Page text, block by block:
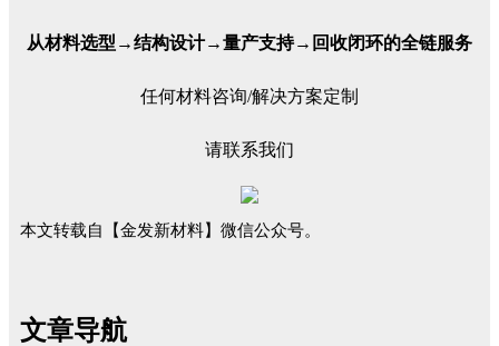
从材料选型→结构设计→量产支持→回收闭环的全链服务
任何材料咨询/解决方案定制
请联系我们
本文转载自【金发新材料】微信公众号。
文章导航